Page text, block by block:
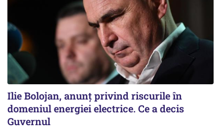
Ilie Bolojan, anunț privind riscurile în
domeniul energiei electrice. Ce a decis
Guvernul